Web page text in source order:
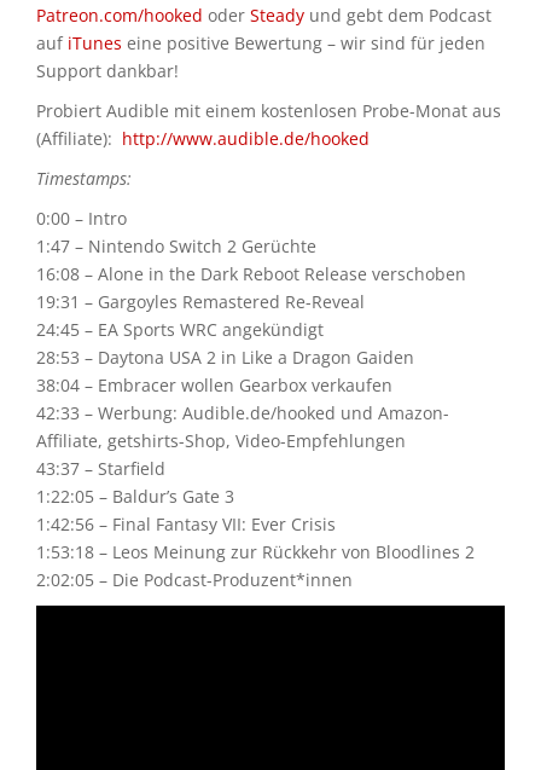
Patreon.com/hooked oder Steady und gebt dem Podcast
auf iTunes eine positive Bewertung – wir sind für jeden
Support dankbar!
Probiert Audible mit einem kostenlosen Probe-Monat aus
(Affiliate): http://www.audible.de/hooked
Timestamps:
0:00 – Intro
1:47 – Nintendo Switch 2 Gerüchte
16:08 – Alone in the Dark Reboot Release verschoben
19:31 – Gargoyles Remastered Re-Reveal
24:45 – EA Sports WRC angekündigt
28:53 – Daytona USA 2 in Like a Dragon Gaiden
38:04 – Embracer wollen Gearbox verkaufen
42:33 – Werbung: Audible.de/hooked und Amazon-
Affiliate, getshirts-Shop, Video-Empfehlungen
43:37 – Starfield
1:22:05 – Baldur’s Gate 3
1:42:56 – Final Fantasy VII: Ever Crisis
1:53:18 – Leos Meinung zur Rückkehr von Bloodlines 2
2:02:05 – Die Podcast-Produzent*innen